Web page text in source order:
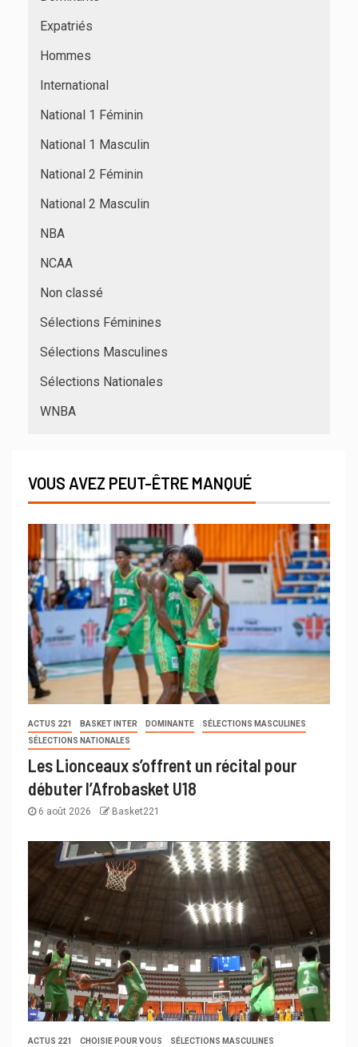
Expatriés
Hommes
International
National 1 Féminin
National 1 Masculin
National 2 Féminin
National 2 Masculin
NBA
NCAA
Non classé
Sélections Féminines
Sélections Masculines
Sélections Nationales
WNBA
VOUS AVEZ PEUT-ÊTRE MANQUÉ
ACTUS 221 BASKET INTER DOMINANTE
SÉLECTIONS MASCULINES
SÉLECTIONS NATIONALES
Les Lionceaux s’offrent un récital pour
débuter l’Afrobasket U18
6 août 2026 Basket221
ACTUS 221 CHOISIE POUR VOUS SÉLECTIONS MASCULINES